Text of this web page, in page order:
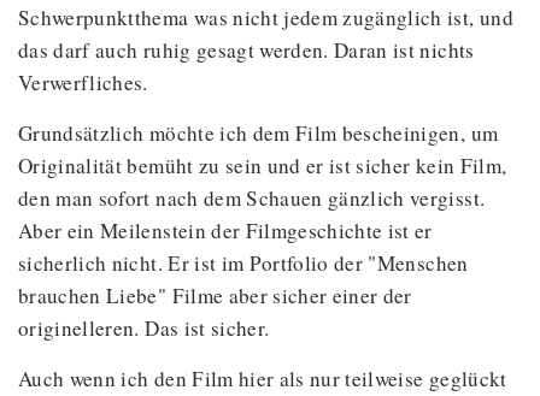
Schwerpunktthema was nicht jedem zugänglich ist, und
das darf auch ruhig gesagt werden. Daran ist nichts
Verwerfliches.
Grundsätzlich möchte ich dem Film bescheinigen, um
Originalität bemüht zu sein und er ist sicher kein Film,
den man sofort nach dem Schauen gänzlich vergisst.
Aber ein Meilenstein der Filmgeschichte ist er
sicherlich nicht. Er ist im Portfolio der "Menschen
brauchen Liebe" Filme aber sicher einer der
originelleren. Das ist sicher.
Auch wenn ich den Film hier als nur teilweise geglückt